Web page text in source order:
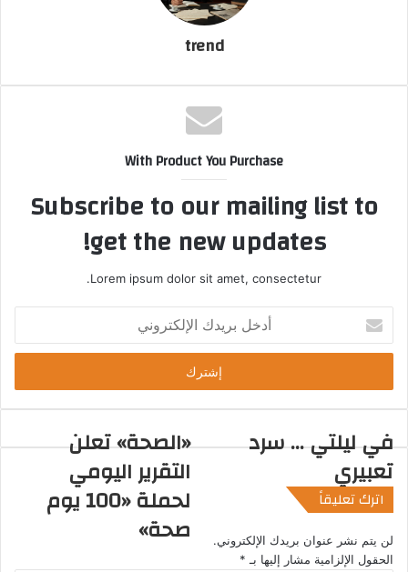
ي
trend
With Product You Purchase
Subscribe to our mailing list to
get the new updates!
Lorem ipsum dolor sit amet, consectetur.
خ
ب
ر
د
ك
ا
ل
ك
في ليلتي ... سرد
تعبيري
«الصحة» تعلن
التقرير اليومي
لحملة «100 يوم
صحة»
اترك تعليقاً
لن يتم نشر عنوان بريدك الإلكتروني.
الحقول الإلزامية مشار إليها بـ *